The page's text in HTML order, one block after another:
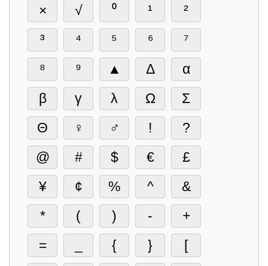
× √ ⁰ ¹
²
³
⁴ ⁵ ⁶
⁷
⁸
⁹ ▲ Δ
α
β
γ λ Ω
Σ
Θ
♀ ♂ !
?
@
# $ €
£
¥
¢ % ^
&
*
( ) -
+
=
{ }
[